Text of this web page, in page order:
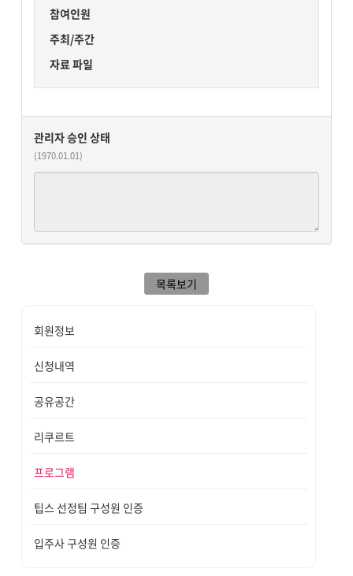
참여인원
주최/주간
자료 파일
관리자 승인 상태
(1970.01.01)
목록보기
회원정보
신청내역
공유공간
리쿠르트
프로그램
팁스 선정팀 구성원 인증
입주사 구성원 인증